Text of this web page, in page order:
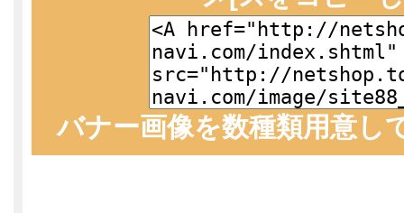
バナー画像を数種類用意し